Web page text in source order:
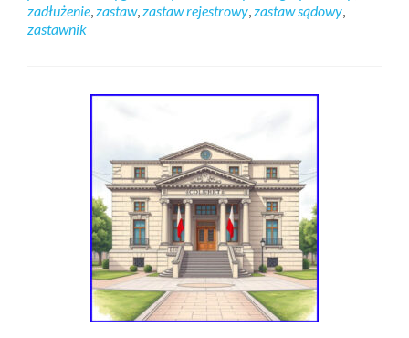
zadłużenie,zastaw,zastaw rejestrowy,zastaw sądowy,
zastawnik